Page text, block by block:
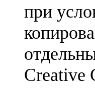
при
Creative